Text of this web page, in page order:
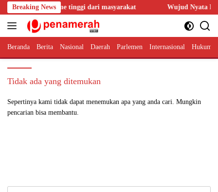
Langsung
ke
konten
Breaking News
antusiasme tinggi dari masyarakat Wujud Nyata
Beranda Berita Nasional Daerah Parlemen Internasional Hukum
Tidak ada yang ditemukan
Sepertinya kami tidak dapat menemukan apa yang anda cari. Mungkin
pencarian bisa membantu.